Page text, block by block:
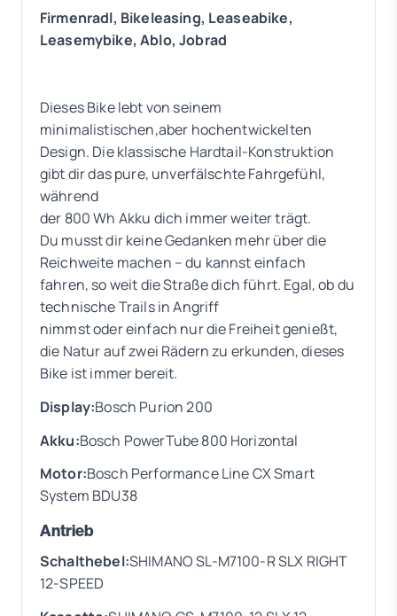
Firmenradl, Bikeleasing, Leaseabike,
Leasemybike, Ablo, Jobrad
Dieses Bike lebt von seinem
minimalistischen,aber hochentwickelten
Design. Die klassische Hardtail-Konstruktion
gibt dir das pure, unverfälschte Fahrgefühl,
während
der 800 Wh Akku dich immer weiter trägt.
Du musst dir keine Gedanken mehr über die
Reichweite machen – du kannst einfach
fahren, so weit die Straße dich führt. Egal, ob du
technische Trails in Angriff
nimmst oder einfach nur die Freiheit genießt,
die Natur auf zwei Rädern zu erkunden, dieses
Bike ist immer bereit.
Display:Bosch Purion 200
Akku:Bosch PowerTube 800 Horizontal
Motor:Bosch Performance Line CX Smart
System BDU38
Antrieb
Schalthebel:SHIMANO SL-M7100-R SLX RIGHT
12-SPEED